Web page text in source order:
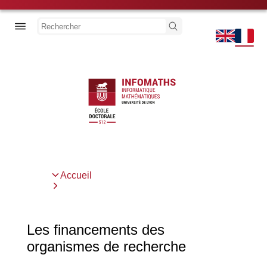
Aller
contenu
Découvrir l'école
Rechercher
Accueil
Les financements des
organismes de recherche